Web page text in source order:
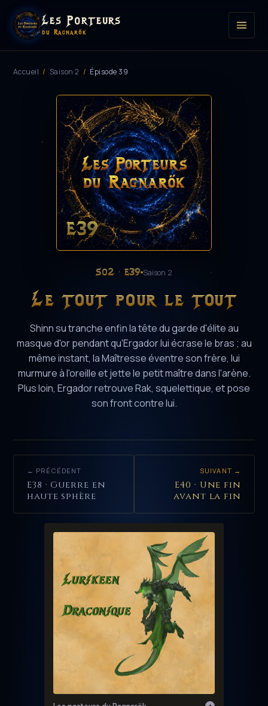
Les Porteurs
du Ragnarök
Accueil / Saison 2 / Épisode 39
E39
S02 · E39 Saison 2
Le tout pour le tout
Shinn su tranche enfin la tête du garde d'élite au
masque d'or pendant qu'Ergador lui écrase le bras ; au
même instant, la Maîtresse éventre son frère, lui
murmure à l'oreille et jette le petit maître dans l'arène.
Plus loin, Ergador retrouve Rak, squelettique, et pose
son front contre lui.
← PRÉCÉDENT
E38 · Guerre en
haute sphère
SUIVANT →
E40 · Une fin
avant la fin